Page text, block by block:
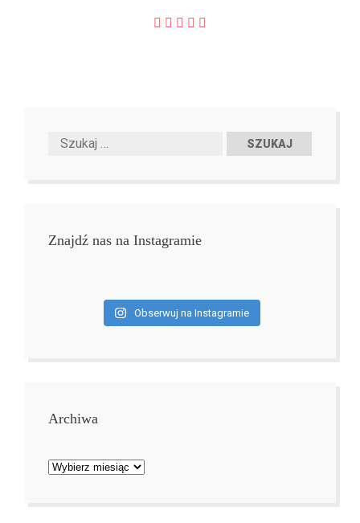
Znajdź nas na Instagramie
Obserwuj na Instagramie
Archiwa
Archiwa